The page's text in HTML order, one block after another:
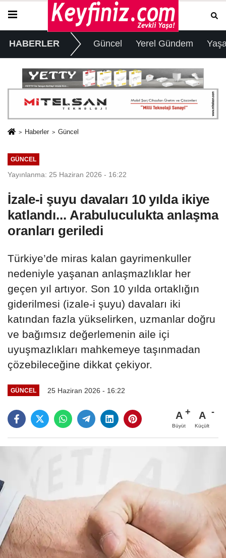
HABERLER Güncel Yerel Gündem
Haberler Güncel
GÜNCEL
Yayınlanma: 25 Haziran 2026 - 16:22
İzale-i şuyu davaları 10 yılda ikiye
katlandı... Arabuluculukta anlaşma
oranları geriledi
Türkiye’de miras kalan gayrimenkuller
nedeniyle yaşanan anlaşmazlıklar her
geçen yıl artıyor. Son 10 yılda ortaklığın
giderilmesi (izale-i şuyu) davaları iki
katından fazla yükselirken, uzmanlar doğru
ve bağımsız değerlemenin aile içi
uyuşmazlıkları mahkemeye taşınmadan
çözebileceğine dikkat çekiyor.
GÜNCEL 25 Haziran 2026 - 16:22
A
Büyüt
A
Küçült